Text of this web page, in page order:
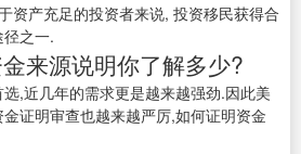
资产充足的投资者来说, 投资移民获得合
之一.
来源说明你了解多少?
,近几年的需求更是越来越强劲.因此美
证明审查也越来越严厉,如何证明资金